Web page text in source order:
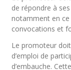
de répondre à
notamment en ce
convocations et
Le promoteur
d’emploi de
d’embauche.